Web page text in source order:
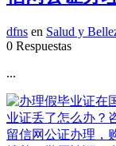
dfns en Salud y
0 Respuestas
...